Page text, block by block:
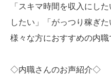
「スキマ時間を収入にし
したい」「がっつり稼ぎ
様々な方におすすめの内職
◇内職さんのお声紹介◇